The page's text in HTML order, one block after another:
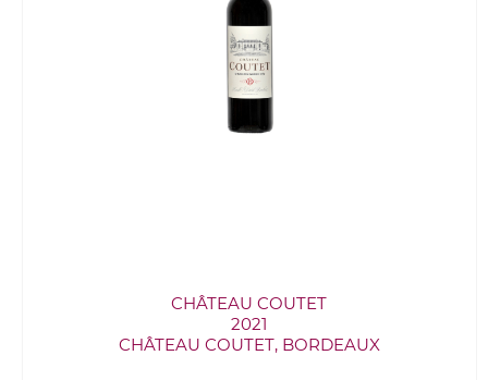
CHÂTEAU COUTET
2021
CHÂTEAU COUTET, BORDEAUX